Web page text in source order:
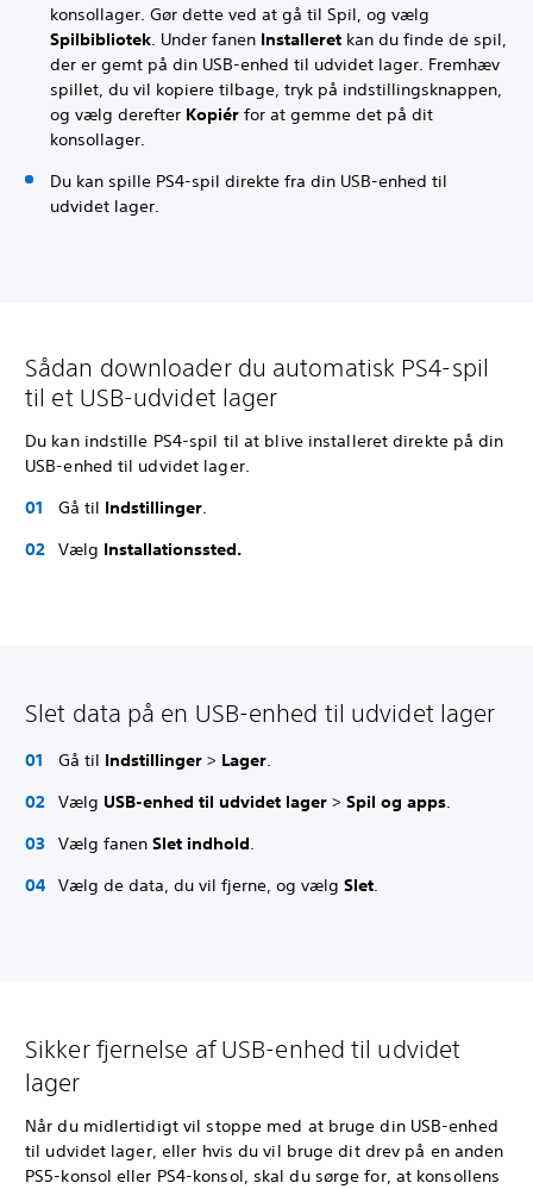
konsollager. Gør dette ved at gå til Spil, og vælg
Spilbibliotek. Under fanen Installeret kan du finde de spil,
der er gemt på din USB-enhed til udvidet lager. Fremhæv
spillet, du vil kopiere tilbage, tryk på indstillingsknappen,
og vælg derefter Kopiér for at gemme det på dit
konsollager.
Du kan spille PS4-spil direkte fra din USB-enhed til
udvidet lager.
Sådan downloader du automatisk PS4-spil
til et USB-udvidet lager
Du kan indstille PS4-spil til at blive installeret direkte på din
USB-enhed til udvidet lager.
Gå til Indstillinger.
Vælg Installationssted.
Slet data på en USB-enhed til udvidet lager
Gå til Indstillinger > Lager.
Vælg USB-enhed til udvidet lager > Spil og apps.
Vælg fanen Slet indhold.
Vælg de data, du vil fjerne, og vælg Slet.
Sikker fjernelse af USB-enhed til udvidet
lager
Når du midlertidigt vil stoppe med at bruge din USB-enhed
til udvidet lager, eller hvis du vil bruge dit drev på en anden
PS5-konsol eller PS4-konsol, skal du sørge for, at konsollens